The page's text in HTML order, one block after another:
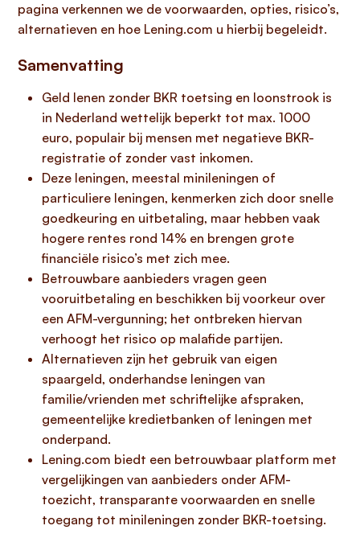
pagina verkennen we de voorwaarden, opties, risico’s,
alternatieven en hoe Lening.com u hierbij begeleidt.
Samenvatting
Geld lenen zonder BKR toetsing en loonstrook is
in Nederland wettelijk beperkt tot max. 1000
euro, populair bij mensen met negatieve BKR-
registratie of zonder vast inkomen.
Deze leningen, meestal minileningen of
particuliere leningen, kenmerken zich door snelle
goedkeuring en uitbetaling, maar hebben vaak
hogere rentes rond 14% en brengen grote
financiële risico’s met zich mee.
Betrouwbare aanbieders vragen geen
vooruitbetaling en beschikken bij voorkeur over
een AFM-vergunning; het ontbreken hiervan
verhoogt het risico op malafide partijen.
Alternatieven zijn het gebruik van eigen
spaargeld, onderhandse leningen van
familie/vrienden met schriftelijke afspraken,
gemeentelijke kredietbanken of leningen met
onderpand.
Lening.com biedt een betrouwbaar platform met
vergelijkingen van aanbieders onder AFM-
toezicht, transparante voorwaarden en snelle
toegang tot minileningen zonder BKR-toetsing.